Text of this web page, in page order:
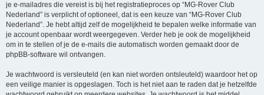
je e-mailadres die vereist is bij het registratieproces op “MG-Rover Club
Nederland” is verplicht of optioneel, dat is een keuze van “MG-Rover Club
Nederland”. Je hebt altijd zelf de mogelijkheid te bepalen welke informatie van
je account openbaar wordt weergegeven. Verder heb je ook de mogelijkheid
om in te stellen of je de e-mails die automatisch worden gemaakt door de
phpBB-software wil ontvangen.
Je wachtwoord is versleuteld (en kan niet worden ontsleuteld) waardoor het op
een veilige manier is opgeslagen. Toch is het niet aan te raden dat je hetzelfde